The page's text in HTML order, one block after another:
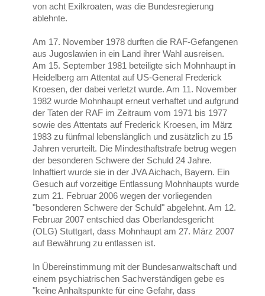
von acht Exilkroaten, was die Bundesregierung
ablehnte.
Am 17. November 1978 durften die RAF-Gefangenen
aus Jugoslawien in ein Land ihrer Wahl ausreisen.
Am 15. September 1981 beteiligte sich Mohnhaupt in
Heidelberg am Attentat auf US-General Frederick
Kroesen, der dabei verletzt wurde. Am 11. November
1982 wurde Mohnhaupt erneut verhaftet und aufgrund
der Taten der RAF im Zeitraum vom 1971 bis 1977
sowie des Attentats auf Frederick Kroesen, im März
1983 zu fünfmal lebenslänglich und zusätzlich zu 15
Jahren verurteilt. Die Mindesthaftstrafe betrug wegen
der besonderen Schwere der Schuld 24 Jahre.
Inhaftiert wurde sie in der JVA Aichach, Bayern. Ein
Gesuch auf vorzeitige Entlassung Mohnhaupts wurde
zum 21. Februar 2006 wegen der vorliegenden
"besonderen Schwere der Schuld" abgelehnt. Am 12.
Februar 2007 entschied das Oberlandesgericht
(OLG) Stuttgart, dass Mohnhaupt am 27. März 2007
auf Bewährung zu entlassen ist.
In Übereinstimmung mit der Bundesanwaltschaft und
einem psychiatrischen Sachverständigen gebe es
"keine Anhaltspunkte für eine Gefahr, dass